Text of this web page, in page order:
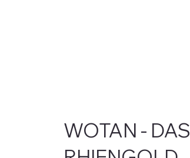
WOTAN - DAS